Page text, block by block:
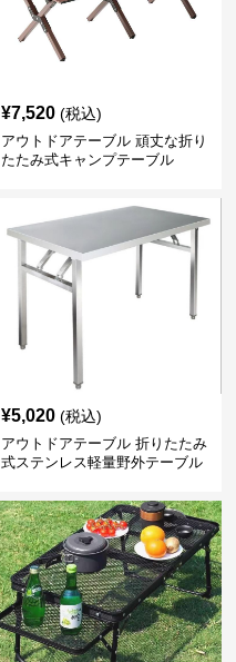
¥7,520 (税込)
アウトドアテーブル 頑丈な折り
たたみ式キャンプテーブル
¥5,020 (税込)
アウトドアテーブル 折りたたみ
式ステンレス軽量野外テーブル